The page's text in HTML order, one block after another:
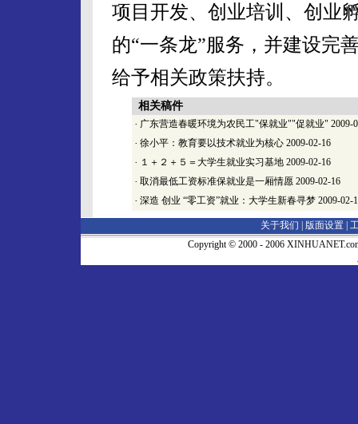
项目开发、创业培训、创业
的“一条龙”服务，并建设完
给予相关政策扶持。
相关稿件
· 广东营造春暖环境为农民工"保就业""促就业" 2009-
· 徐小平：教育要以技术就业为核心 2009-02-16
· １＋２＋５＝大学生就业实习基地 2009-02-16
· 取消最低工资标准保就业是一厢情愿 2009-02-16
· 深造 创业 “零工资”就业：大学生新春寻梦 2009-02-
关于我们 | 版面设置
Copyright © 2000 - 2006